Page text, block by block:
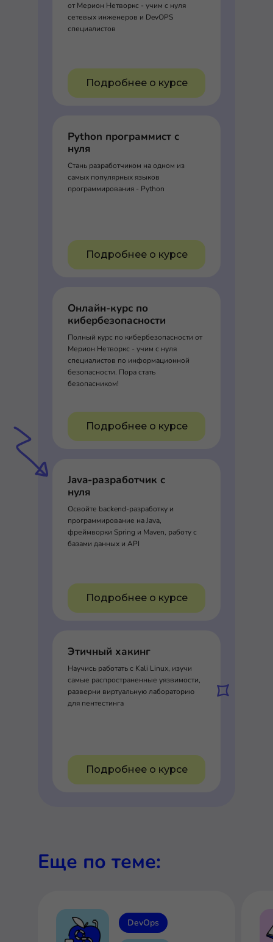
от Мерион Нетворкс - учим с нуля
сетевых инженеров и DevOPS
специалистов
Подробнее о курсе
Python программист с
нуля
Стань разработчиком на одном из
самых популярных языков
программирования - Python
Подробнее о курсе
Онлайн-курс по
кибербезопасности
Полный курс по кибербезопасности от
Мерион Нетворкс - учим с нуля
специалистов по информационной
безопасности. Пора стать
безопасником!
Подробнее о курсе
Java-разработчик с
нуля
Освойте backend-разработку и
программирование на Java,
фреймворки Spring и Maven, работу с
базами данных и API
Подробнее о курсе
Этичный хакинг
Научись работать с Kali Linux, изучи
самые распространенные уязвимости,
разверни виртуальную лабораторию
для пентестинга
Подробнее о курсе
Еще по теме:
DevOps